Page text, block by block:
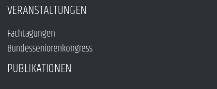
VERANSTALTUNGEN
Fachtagungen
Bundesseniorenkongress
PUBLIKATIONEN